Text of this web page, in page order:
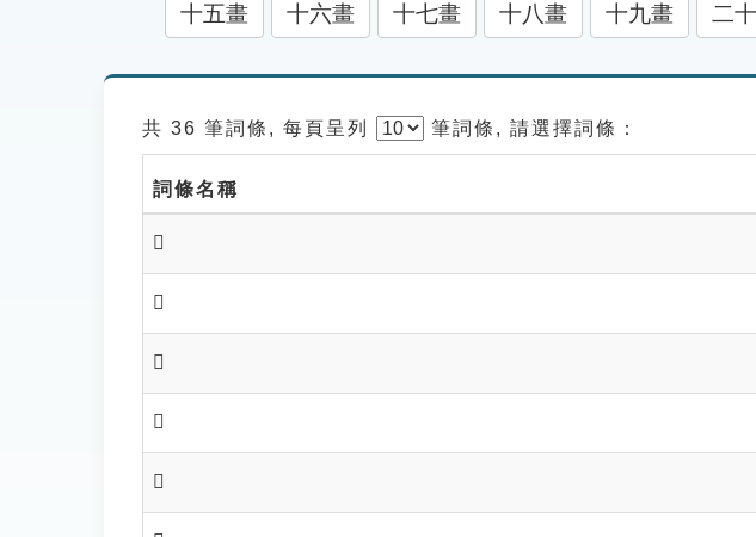
十五畫 十六畫 十七畫 十八畫 十九畫 二
共 36 筆詞條, 每頁呈列 筆詞條, 請選擇詞條：
詞條名稱
𩪿
𩫀
𩫂
𩫃
𩫉